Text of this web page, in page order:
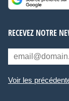
RECEVEZ NOTRE
Voir les